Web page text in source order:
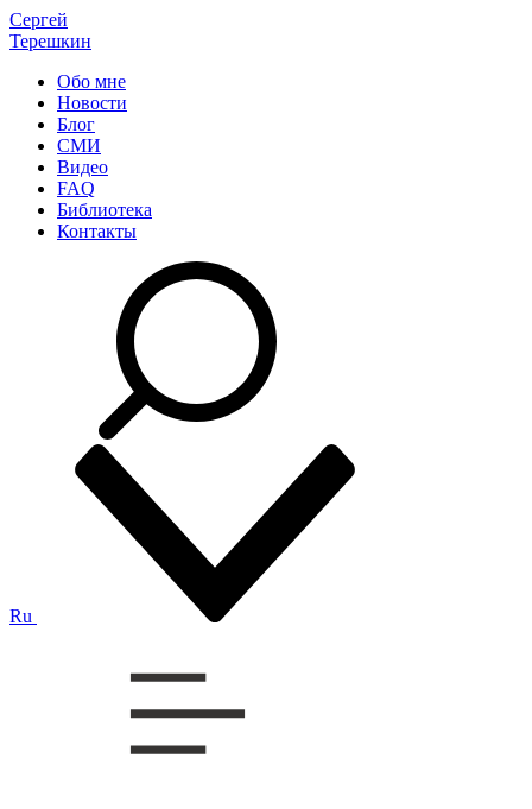
Сергей
Терешкин
Обо мне
Новости
Блог
СМИ
Видео
FAQ
Библиотека
Контакты
Ru